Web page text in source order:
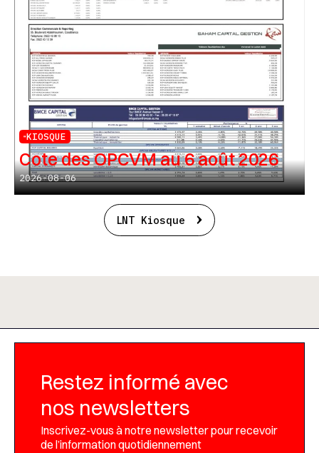
KIOSQUE
Cote des OPCVM au 6 août 2026
2026-08-06
LNT Kiosque
Restez informé avec
nos newsletters
Inscrivez-vous à notre newsletter pour recevoir
de l’information quotidiennement